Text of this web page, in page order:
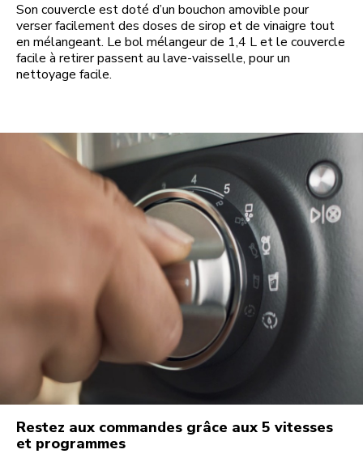
Son couvercle est doté d’un bouchon amovible pour
verser facilement des doses de sirop et de vinaigre tout
en mélangeant. Le bol mélangeur de 1,4 L et le couvercle
facile à retirer passent au lave-vaisselle, pour un
nettoyage facile.
Restez aux commandes grâce aux 5 vitesses
et programmes